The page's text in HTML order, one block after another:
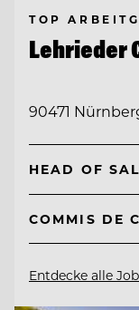
TOP
Lehrieder
90471
HEAD OF
COMMIS DE
Entdecke alle